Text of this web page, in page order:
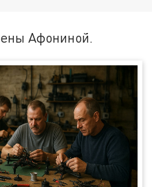
Афониной.